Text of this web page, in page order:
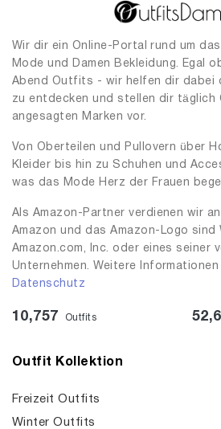
Wir dir ein Online-Portal rund um
Mode und Damen Bekleidung. Egal
Abend Outfits - wir helfen dir dabei
zu entdecken und stellen dir täglich
angesagten Marken vor.
Von Oberteilen und Pullovern über
Kleider bis hin zu Schuhen und
was das Mode Herz der Frauen
Als Amazon-Partner verdienen wir
Amazon und das Amazon-Logo sind
Amazon.com, Inc. oder eines seiner
Unternehmen. Weitere
Datenschutz
10,757 Outfits
Outfit Kollektion
Freizeit Outfits
Winter Outfits